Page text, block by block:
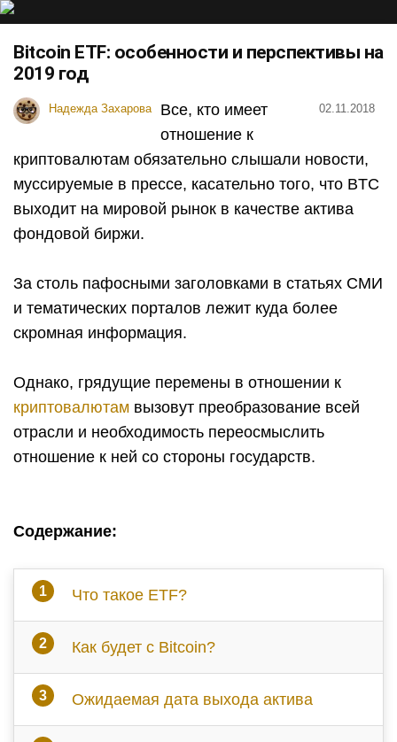
Bitcoin ETF: особенности и перспективы на
2019 год
Надежда Захарова 02.11.2018
Все, кто имеет
отношение к
криптовалютам обязательно слышали новости,
муссируемые в прессе, касательно того, что BTC
выходит на мировой рынок в качестве актива
фондовой биржи.
За столь пафосными заголовками в статьях СМИ
и тематических порталов лежит куда более
скромная информация.
Однако, грядущие перемены в отношении к
криптовалютам вызовут преобразование всей
отрасли и необходимость переосмыслить
отношение к ней со стороны государств.
Содержание:
Что такое ETF?
Как будет с Bitcoin?
Ожидаемая дата выхода актива